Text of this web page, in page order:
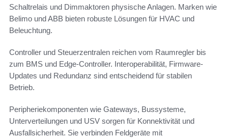
Schaltrelais und Dimmaktoren physische Anlagen. Marken wie
Belimo und ABB bieten robuste Lösungen für HVAC und
Beleuchtung.
Controller und Steuerzentralen reichen vom Raumregler bis
zum BMS und Edge-Controller. Interoperabilität, Firmware-
Updates und Redundanz sind entscheidend für stabilen
Betrieb.
Peripheriekomponenten wie Gateways, Bussysteme,
Unterverteilungen und USV sorgen für Konnektivität und
Ausfallsicherheit. Sie verbinden Feldgeräte mit